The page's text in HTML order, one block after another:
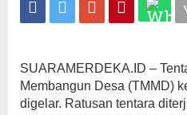
SUARAMERDEKA.ID –
Membangun Desa (TMMD)
digelar. Ratusan tentara